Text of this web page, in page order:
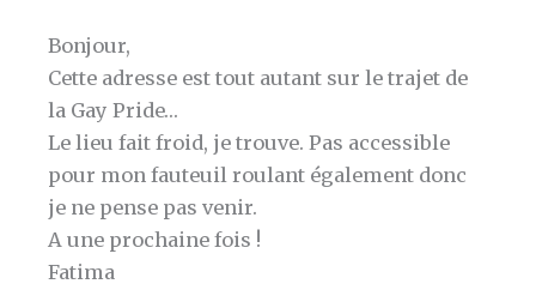
Bonjour,
Cette adresse est tout autant sur le trajet de
la Gay Pride…
Le lieu fait froid, je trouve. Pas accessible
pour mon fauteuil roulant également donc
je ne pense pas venir.
A une prochaine fois !
Fatima